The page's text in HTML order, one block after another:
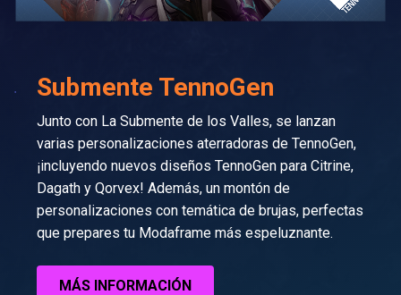
Submente TennoGen
Junto con La Submente de los Valles, se lanzan
varias personalizaciones aterradoras de TennoGen,
¡incluyendo nuevos diseños TennoGen para Citrine,
Dagath y Qorvex! Además, un montón de
personalizaciones con temática de brujas, perfectas
que prepares tu Modaframe más espeluznante.
MÁS INFORMACIÓN